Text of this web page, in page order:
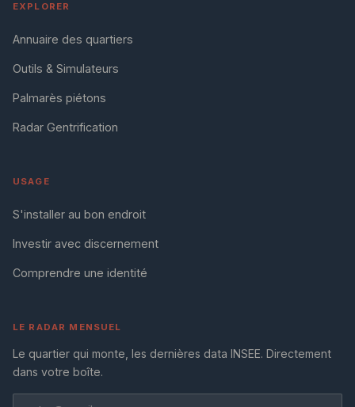
EXPLORER
Annuaire des quartiers
Outils & Simulateurs
Palmarès piétons
Radar Gentrification
USAGE
S'installer au bon endroit
Investir avec discernement
Comprendre une identité
LE RADAR MENSUEL
Le quartier qui monte, les dernières data INSEE. Directement
dans votre boîte.